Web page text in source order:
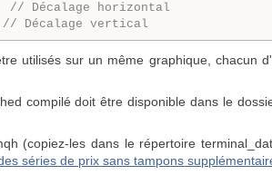
// Décalage horizontal
Décalage vertical
utilisés sur un même graphique, chacun
compilé doit être disponible dans le
(copiez-les dans le répertoire
séries de prix sans tampons